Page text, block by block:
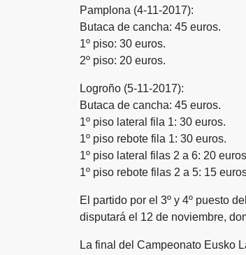
Pamplona (4-11-2017):
Butaca de cancha: 45 euros.
1º piso: 30 euros.
2º piso: 20 euros.
Logroño (5-11-2017):
Butaca de cancha: 45 euros.
1º piso lateral fila 1: 30 euros.
1º piso rebote fila 1: 30 euros.
1º piso lateral filas 2 a 6: 20
1º piso rebote filas 2 a 5: 15
El partido por el 3º y 4º puesto
disputará el 12 de noviembre,
La final del Campeonato Eusko